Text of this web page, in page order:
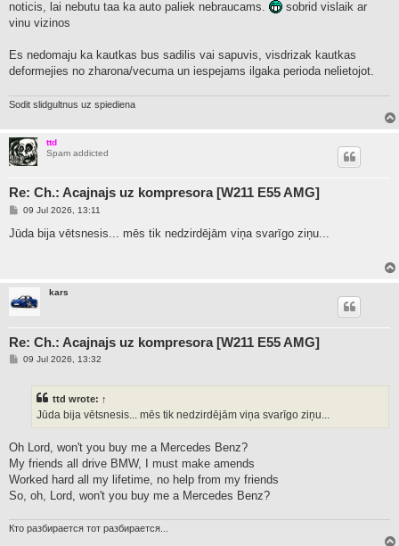
noticis, lai nebutu taa ka auto paliek nebraucams.
sobrid vislaik ar
vinu vizinos
Es nedomaju ka kautkas bus sadilis vai sapuvis, visdrizak kautkas
deformejies no zharona/vecuma un iespejams ilgaka perioda nelietojot.
Sodit slidgultnus uz spiediena
ttd
Spam addicted
Re: Ch.: Acajnajs uz kompresora [W211 E55 AMG]
P
s
09 Jul 2026, 13:11
Jūda bija vētsnesis... mēs tik nedzirdējām viņa svarīgo ziņu...
kars
Re: Ch.: Acajnajs uz kompresora [W211 E55 AMG]
P09 Jul 2026, 13:32
ttd wrote: ↑
Jūda bija vētsnesis... mēs tik nedzirdējām viņa svarīgo ziņu...
Oh Lord, won't you buy me a Mercedes Benz?
My friends all drive BMW, I must make amends
Worked hard all my lifetime, no help from my friends
So, oh, Lord, won't you buy me a Mercedes Benz?
Кто разбирается тот разбирается...